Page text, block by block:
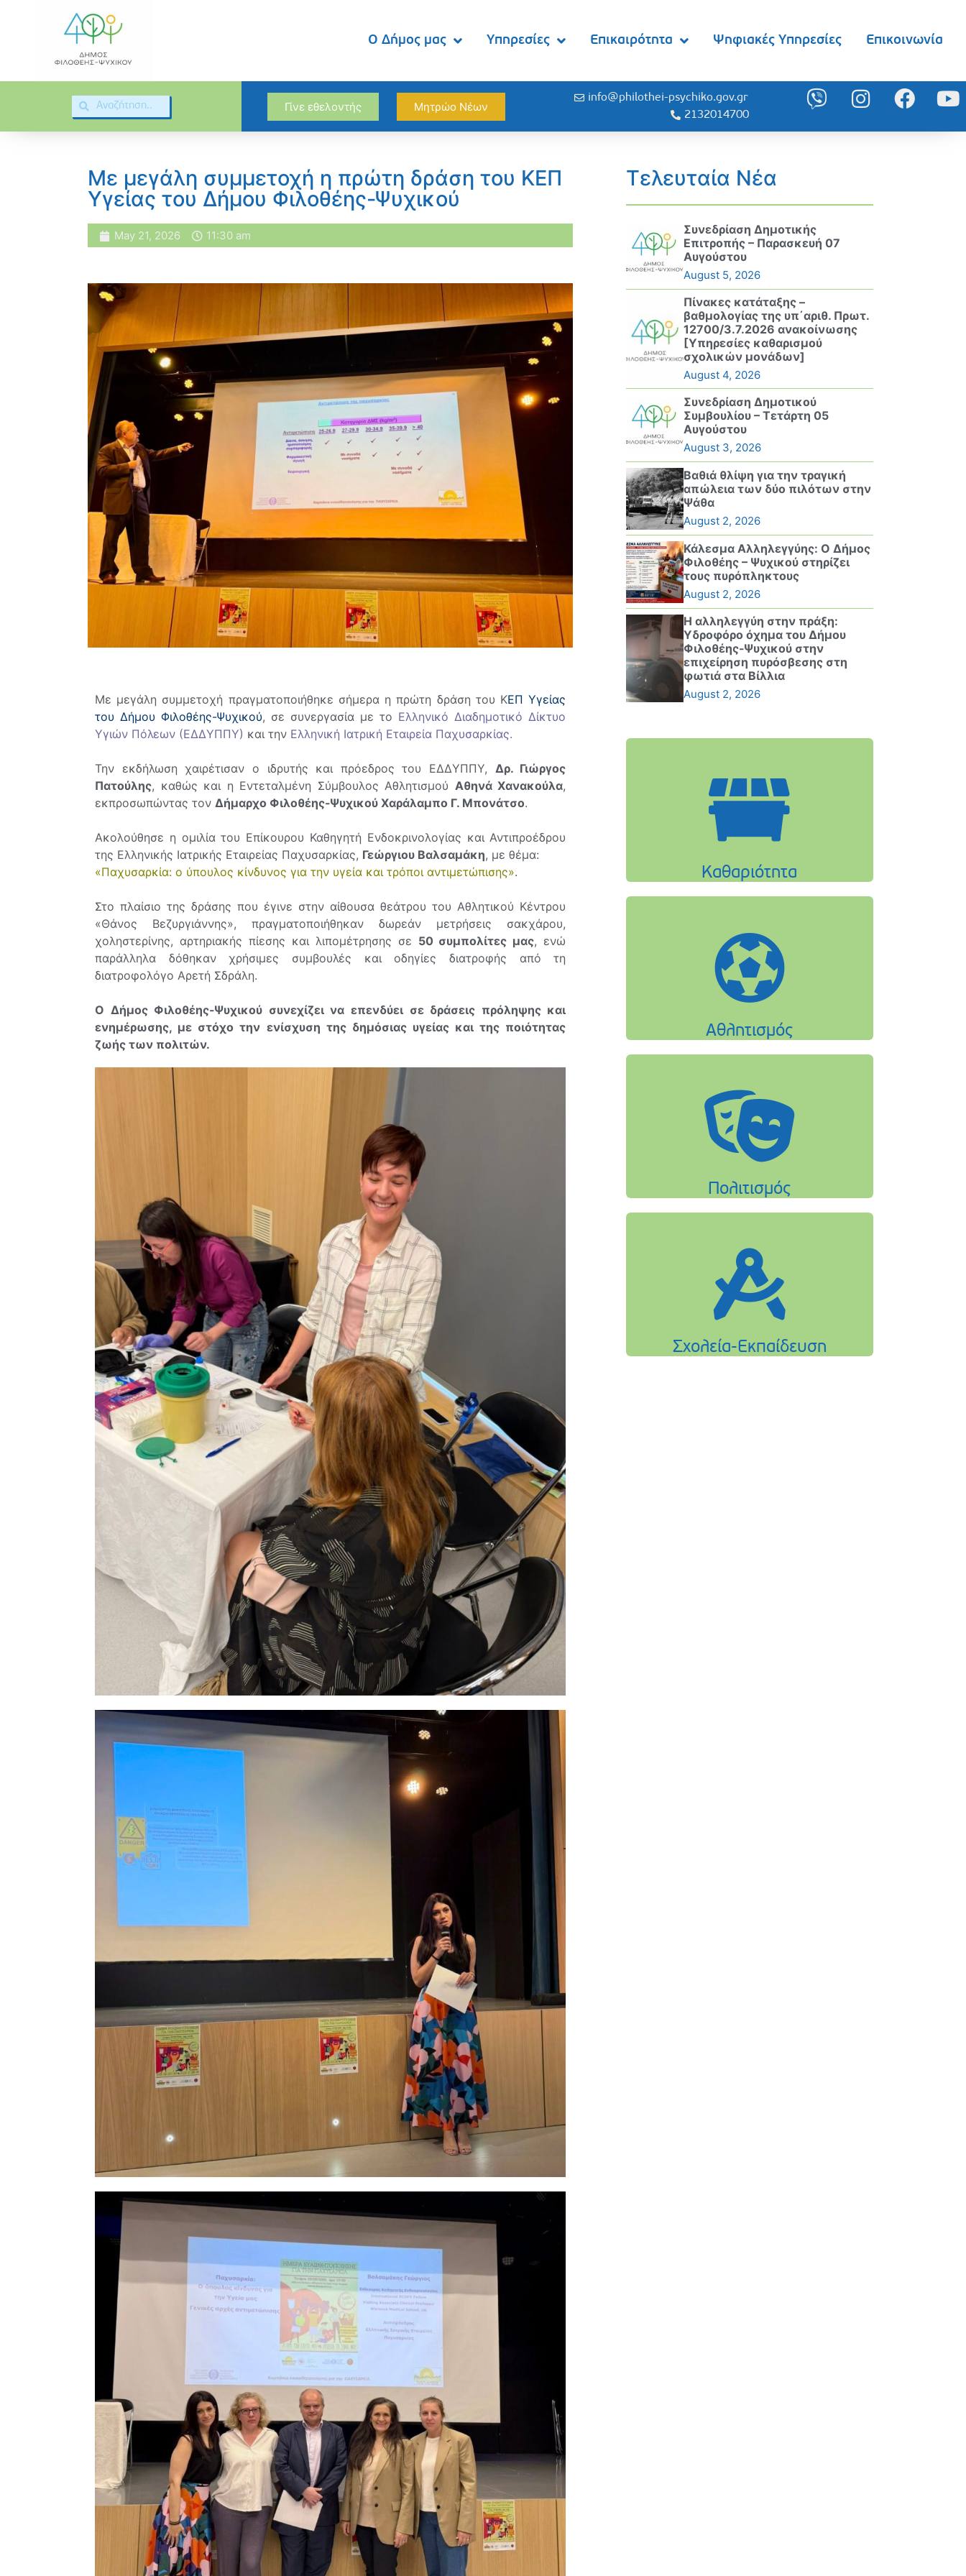
Ο Δήμος μας Υπηρεσίες Επικαιρότητα Ψηφιακές Υπηρεσίες Επικοινωνία
Γίνε εθελοντής Μητρώο Νέων
info@philothei-psychiko.gov.gr
2132014700
Με μεγάλη συμμετοχή η πρώτη δράση του ΚΕΠ
Υγείας του Δήμου Φιλοθέης-Ψυχικού
May 21, 2026 11:30 am
Με μεγάλη συμμετοχή πραγματοποιήθηκε σήμερα η πρώτη δράση του ΚΕΠ Υγείας
του Δήμου Φιλοθέης-Ψυχικού, σε συνεργασία με το Ελληνικό Διαδημοτικό Δίκτυο
Υγιών Πόλεων (ΕΔΔΥΠΠΥ) και την Ελληνική Ιατρική Εταιρεία Παχυσαρκίας.
Την εκδήλωση χαιρέτισαν ο ιδρυτής και πρόεδρος του ΕΔΔΥΠΠΥ, Δρ. Γιώργος
Πατούλης, καθώς και η Εντεταλμένη Σύμβουλος Αθλητισμού Αθηνά Χανακούλα,
εκπροσωπώντας τον Δήμαρχο Φιλοθέης-Ψυχικού Χαράλαμπο Γ. Μπονάτσο.
Ακολούθησε η ομιλία του Επίκουρου Καθηγητή Ενδοκρινολογίας και Αντιπροέδρου
της Ελληνικής Ιατρικής Εταιρείας Παχυσαρκίας, Γεώργιου Βαλσαμάκη, με θέμα:
«Παχυσαρκία: ο ύπουλος κίνδυνος για την υγεία και τρόποι αντιμετώπισης».
Στο πλαίσιο της δράσης που έγινε στην αίθουσα θεάτρου του Αθλητικού Κέντρου
«Θάνος Βεζυργιάννης», πραγματοποιήθηκαν δωρεάν μετρήσεις σακχάρου,
χοληστερίνης, αρτηριακής πίεσης και λιπομέτρησης σε 50 συμπολίτες μας, ενώ
παράλληλα δόθηκαν χρήσιμες συμβουλές και οδηγίες διατροφής από τη
διατροφολόγο Αρετή Σδράλη.
Ο Δήμος Φιλοθέης-Ψυχικού συνεχίζει να επενδύει σε δράσεις πρόληψης και
ενημέρωσης, με στόχο την ενίσχυση της δημόσιας υγείας και της ποιότητας
ζωής των πολιτών.
Τελευταία Νέα
Συνεδρίαση Δημοτικής
Επιτροπής – Παρασκευή 07
Αυγούστου
August 5, 2026
Πίνακες κατάταξης –
βαθμολογίας της υπ΄αριθ. Πρωτ.
12700/3.7.2026 ανακοίνωσης
[Υπηρεσίες καθαρισμού
σχολικών μονάδων]
August 4, 2026
Συνεδρίαση Δημοτικού
Συμβουλίου – Τετάρτη 05
Αυγούστου
August 3, 2026
Βαθιά θλίψη για την τραγική
απώλεια των δύο πιλότων στην
Ψάθα
August 2, 2026
Κάλεσμα Αλληλεγγύης: Ο Δήμος
Φιλοθέης – Ψυχικού στηρίζει
τους πυρόπληκτους
August 2, 2026
Η αλληλεγγύη στην πράξη:
Υδροφόρο όχημα του Δήμου
Φιλοθέης-Ψυχικού στην
επιχείρηση πυρόσβεσης στη
φωτιά στα Βίλλια
August 2, 2026